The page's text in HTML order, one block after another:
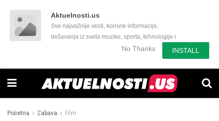
Aktuelnosti.us
Sve najvažnije vesti, korisne informacije,
dešavanja iz sveta muzike, sporta, tehnologije i
još mnogo toga zanimljivog.No Thanks INSTALL
Početna Zabava Film